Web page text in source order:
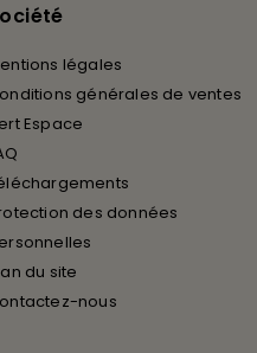
légales
générales de ventes
Espace
des données
du site
nous